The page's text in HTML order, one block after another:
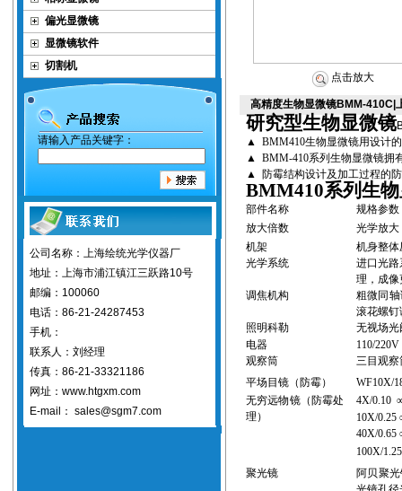
偏光显微镜
显微镜软件
切割机
请输入产品关键字：
公司名称：上海绘统光学仪器厂
地址：上海市浦江镇江三跃路10号
邮编：100060
电话：86-21-24287453
手机：
联系人：刘经理
传真：86-21-33321186
网址：www.htgxm.com
E-mail： sales@sgm7.com
点击放大
高精度生物显微镜BMM-410C|
研究型生物显微镜
▲BMM410生物显微镜用设计
▲BMM-410系列生物显微镜拥
▲ 防霉结构设计及加工过程的
BMM410系列生
部件名称
规格参数
放大倍数
光学放大
机架
机身整
光学系统
进口光
理， 成像
调焦机构
粗微同
滚花螺钉
照明科勒
无视场光
电器
110/220V
观察筒
三目观
平场目镜 （ 防霉）
WF10X/
无穷远物镜（ 防霉处
理 ）
4X/0.10
10X/0.25
40X/0.65
100X/
聚光镜
阿贝聚